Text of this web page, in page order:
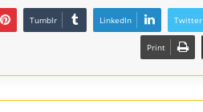
Twitter
LinkedIn
Tumblr
Print